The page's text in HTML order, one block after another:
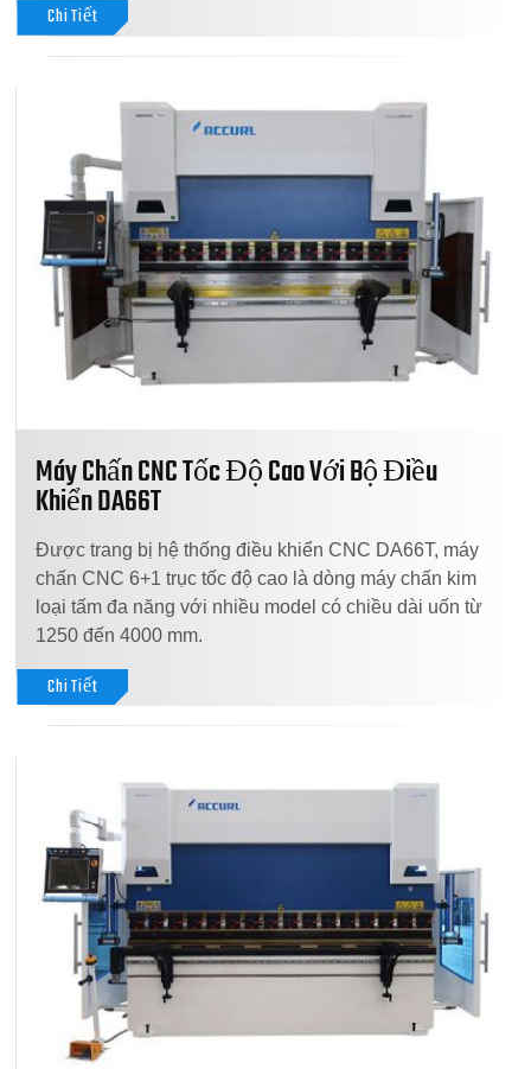
Chi Tiết
Máy Chấn CNC Tốc Độ Cao Với Bộ Điều
Khiển DA66T
Được trang bị hệ thống điều khiển CNC DA66T, máy
chấn CNC 6+1 trục tốc độ cao là dòng máy chấn kim
loại tấm đa năng với nhiều model có chiều dài uốn từ
1250 đến 4000 mm.
Chi Tiết